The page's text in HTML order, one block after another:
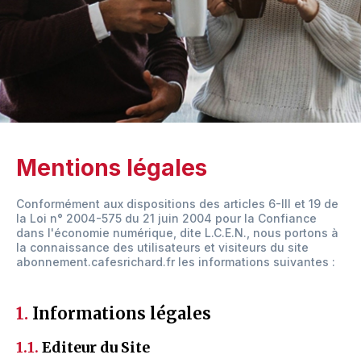
Mentions légales
Conformément aux dispositions des articles 6-III et 19 de
la Loi n° 2004-575 du 21 juin 2004 pour la Confiance
dans l'économie numérique, dite L.C.E.N., nous portons à
la connaissance des utilisateurs et visiteurs du site
abonnement.cafesrichard.fr les informations suivantes :
1. Informations légales
1.1. Editeur du Site